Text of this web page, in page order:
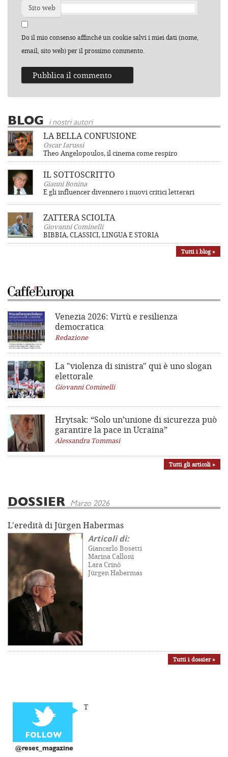
Sito web
Do il mio consenso affinché un cookie salvi i miei dati (nome,
email, sito web) per il prossimo commento.
BLOG i nostri autori
LA BELLA CONFUSIONE
Oscar Iarussi
Theo Angelopoulos, il cinema come respiro
IL SOTTOSCRITTO
Gianni Bonina
E gli influencer divennero i nuovi critici letterari
ZATTERA SCIOLTA
Giovanni Cominelli
BIBBIA, CLASSICI, LINGUA E STORIA
Tutti i blog »
Venezia 2026: Virtù e resilienza
democratica
Redazione
La "violenza di sinistra" qui è uno slogan
elettorale
Giovanni Cominelli
Hrytsak: “Solo un’unione di sicurezza può
garantire la pace in Ucraina”
Alessandra Tommasi
Tutti gli articoli »
DOSSIER Marzo 2026
L'eredità di Jürgen Habermas
Articoli di:
Giancarlo Bosetti
Marina Calloni
Lara Crinò
Jürgen Habermas
Tutti i dossier »
@reset_magazine
T